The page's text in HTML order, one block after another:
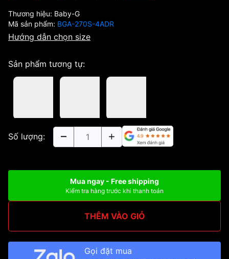
Thương hiệu: Baby-G
Mã sản phẩm: BGA-270S-4ADR
Hướng dẫn chọn size
Sản phẩm tương tự:
Số lượng:
Mua ngay - Free shipping
Kiểm tra hàng trước khi thanh toán
THÊM VÀO GIỎ
Gọi đặt mua